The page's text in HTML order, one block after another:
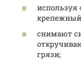
используя
снимают
грязи;